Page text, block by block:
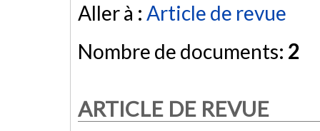
Aller à : Article de revue
Nombre de documents: 2
ARTICLE DE REVUE